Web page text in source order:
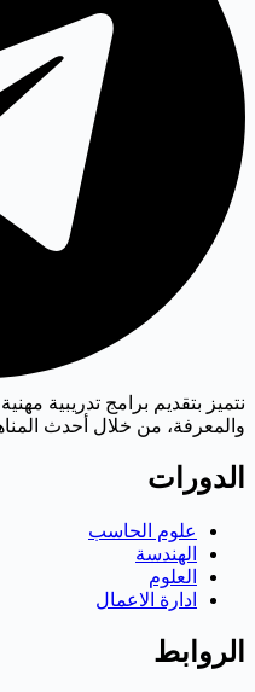
نتميز بتقديم برامج تدريبية
والمعرفة، من خلال أحدث
الدورات
علوم الحاسب
الهندسة
العلوم
ادارة الاعمال
الروابط